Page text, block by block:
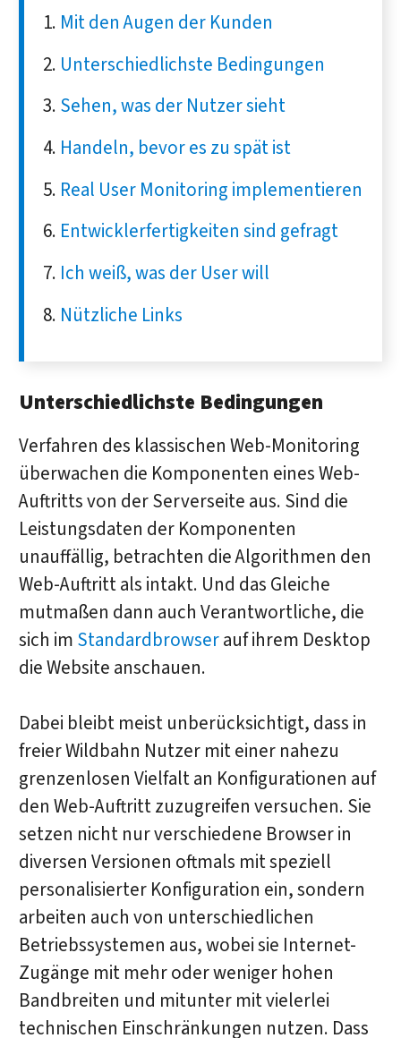
Mit den Augen der Kunden
Unterschiedlichste Bedingungen
Sehen, was der Nutzer sieht
Handeln, bevor es zu spät ist
Real User Monitoring implementieren
Entwicklerfertigkeiten sind gefragt
Ich weiß, was der User will
Nützliche Links
Unterschiedlichste Bedingungen
Verfahren des klassischen Web-Monitoring
überwachen die Komponenten eines Web-
Auftritts von der Serverseite aus. Sind die
Leistungsdaten der Komponenten
unauffällig, betrachten die Algorithmen den
Web-Auftritt als intakt. Und das Gleiche
mutmaßen dann auch Verantwortliche, die
sich im Standardbrowserauf ihrem Desktop
die Website anschauen.
Dabei bleibt meist unberücksichtigt, dass in
freier Wildbahn Nutzer mit einer nahezu
grenzenlosen Vielfalt an Konfigurationen auf
den Web-Auftritt zuzugreifen versuchen. Sie
setzen nicht nur verschiedene Browser in
diversen Versionen oftmals mit speziell
personalisierter Konfiguration ein, sondern
arbeiten auch von unterschiedlichen
Betriebssystemen aus, wobei sie Internet-
Zugänge mit mehr oder weniger hohen
Bandbreiten und mitunter mit vielerlei
technischen Einschränkungen nutzen. Dass